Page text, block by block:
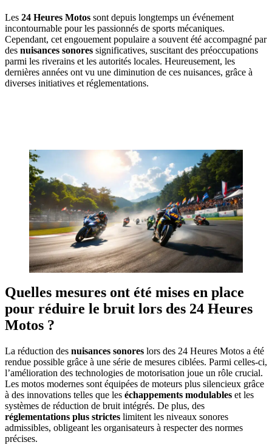
Les 24 Heures Motos sont depuis longtemps un événement
incontournable pour les passionnés de sports mécaniques.
Cependant, cet engouement populaire a souvent été accompagné par
des nuisances sonores significatives, suscitant des préoccupations
parmi les riverains et les autorités locales. Heureusement, les
dernières années ont vu une diminution de ces nuisances, grâce à
diverses initiatives et réglementations.
Quelles mesures ont été mises en place
pour réduire le bruit lors des 24 Heures
Motos ?
La réduction des nuisances sonores lors des 24 Heures Motos a été
rendue possible grâce à une série de mesures ciblées. Parmi celles-ci,
l’amélioration des technologies de motorisation joue un rôle crucial.
Les motos modernes sont équipées de moteurs plus silencieux grâce
à des innovations telles que les échappements modulables et les
systèmes de réduction de bruit intégrés. De plus, des
réglementations plus strictes limitent les niveaux sonores
admissibles, obligeant les organisateurs à respecter des normes
précises.